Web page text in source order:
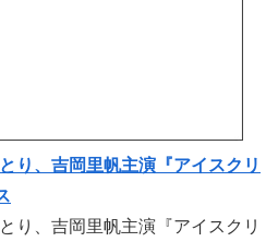
り、吉岡里帆主演『アイスクリ
り、吉岡里帆主演『アイスクリ